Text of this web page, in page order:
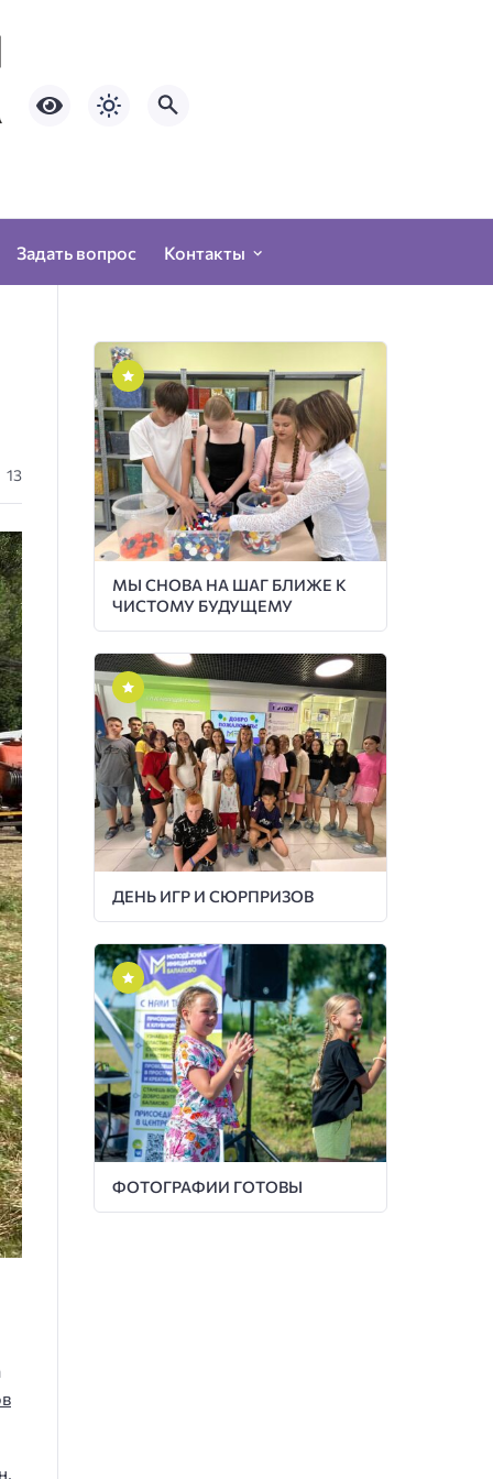
Задать вопрос Контакты
13
МЫ СНОВА НА ШАГ БЛИЖЕ К
ЧИСТОМУ БУДУЩЕМУ
ДЕНЬ ИГР И СЮРПРИЗОВ
ФОТОГРАФИИ ГОТОВЫ